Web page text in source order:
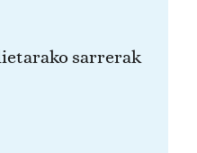
sarrerak